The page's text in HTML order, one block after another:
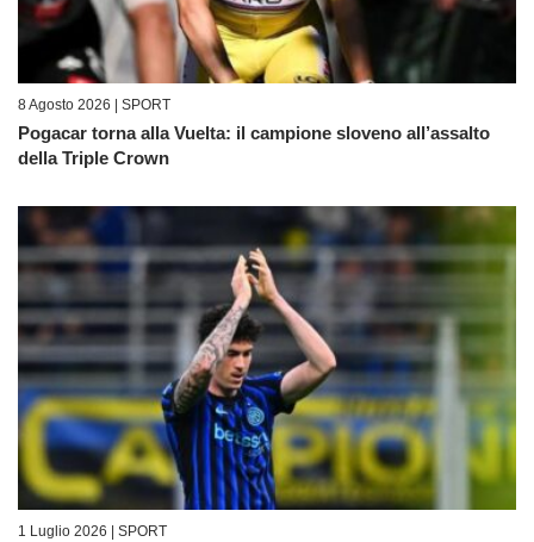
8 Agosto 2026 | SPORT
Pogacar torna alla Vuelta: il campione sloveno all’assalto
della Triple Crown
1 Luglio 2026 | SPORT